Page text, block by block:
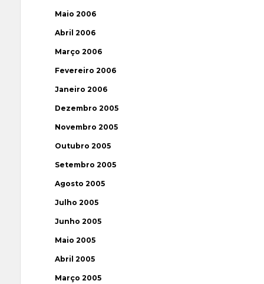
Maio 2006
Abril 2006
Março 2006
Fevereiro 2006
Janeiro 2006
Dezembro 2005
Novembro 2005
Outubro 2005
Setembro 2005
Agosto 2005
Julho 2005
Junho 2005
Maio 2005
Abril 2005
Março 2005